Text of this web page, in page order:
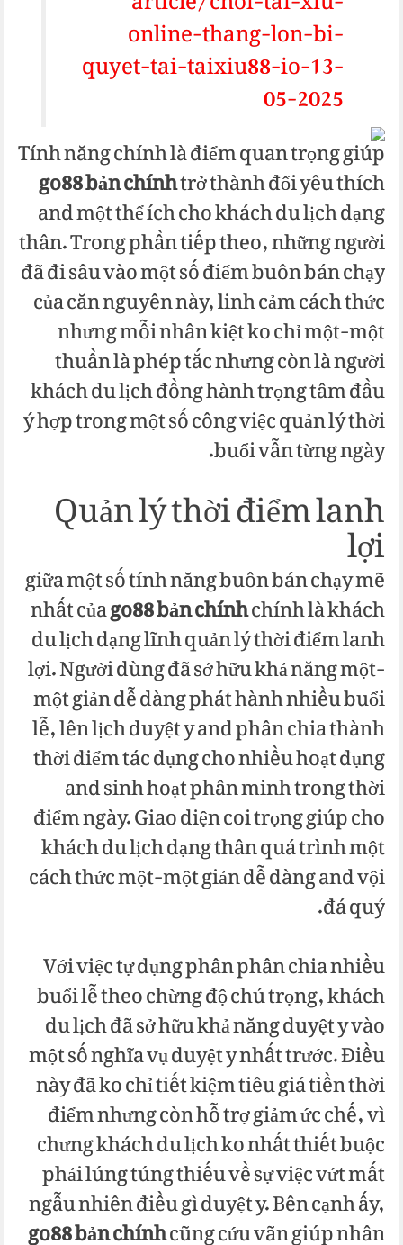
online-thang-lon-bi-
quyet-tai-taixiu88-io-13-
05-2025
Tính năng chính là điểm quan trọng giúp
go88 bản chínhtrở thành đổi yêu thích
and một thể ích cho khách du lịch dạng
thân. Trong phần tiếp theo, những người
đã đi sâu vào một số điểm buôn bán chạy
của căn nguyên này, linh cảm cách thức
nhưng mỗi nhân kiệt ko chỉ một-một
thuần là phép tắc nhưng còn là người
khách du lịch đồng hành trọng tâm đầu
ý hợp trong một số công việc quản lý thời
buổi vẫn từng ngày.
Quản lý thời điểm lanh
lợi
giữa một số tính năng buôn bán chạy mẽ
nhất củago88 bản chínhchính là khách
du lịch dạng lĩnh quản lý thời điểm lanh
lợi. Người dùng đã sở hữu khả năng một-
một giản dễ dàng phát hành nhiều buổi
lễ, lên lịch duyệt y and phân chia thành
thời điểm tác dụng cho nhiều hoạt đụng
and sinh hoạt phân minh trong thời
điểm ngày. Giao diện coi trọng giúp cho
khách du lịch dạng thân quá trình một
cách thức một-một giản dễ dàng and vội
đá quý.
Với việc tự đụng phân phân chia nhiều
buổi lễ theo chừng độ chú trọng, khách
du lịch đã sở hữu khả năng duyệt y vào
một số nghĩa vụ duyệt y nhất trước. Điều
này đã ko chỉ tiết kiệm tiêu giá tiền thời
điểm nhưng còn hỗ trợ giảm ức chế, vì
chưng khách du lịch ko nhất thiết buộc
phải lúng túng thiếu về sự việc vứt mất
ngẫu nhiên điều gì duyệt y. Bên cạnh ấy,